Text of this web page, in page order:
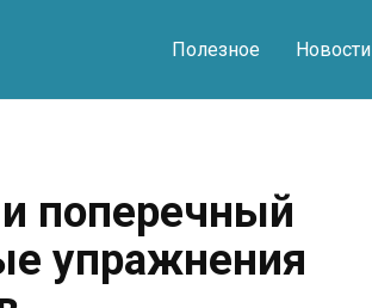
Полезное Новости
поперечный
упражнения